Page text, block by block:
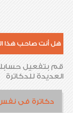
هل أنت صاحب هذا
قم بتفعيل حسابك
العديدة للدكاترة
دكاترة فى